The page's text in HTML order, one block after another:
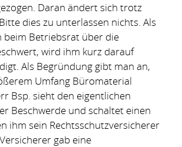
Daran ändert sich trotz
dies zu unterlassen nichts. Als
beim Betriebsrat über die
wird ihm kurz darauf
Als Begründung gibt man an,
Umfang Büromaterial
Bsp. sieht den eigentlichen
Beschwerde und schaltet einen
ihm sein Rechtsschutzversicherer
gab eine